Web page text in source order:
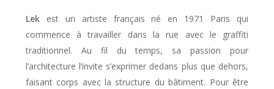
Lekest un artiste français né en 1971 Paris qui
commence à travailler dans la rue avec le graffiti
traditionnel. Au fil du temps, sa passion pour
l’architecture l’invite s’exprimer dedans plus que dehors,
faisant corps avec la structure du bâtiment. Pour être